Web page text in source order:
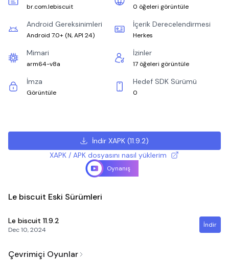
br.com.lebiscuit 0 öğeleri görüntüle
Android Gereksinimleri
Android 7.0+ (N, API 24)
İçerik Derecelendirmesi
Herkes
Mimari
arm64-v8a
İzinler
17 öğeleri görüntüle
İmza
Görüntüle
Hedef SDK Sürümü
0
İndir XAPK (11.9.2)
XAPK / APK dosyasını nasıl yüklerim
Oynanış
Le biscuit Eski Sürümleri
Le biscuit 11.9.2
Dec 10, 2024
İndir
Çevrimiçi Oyunlar